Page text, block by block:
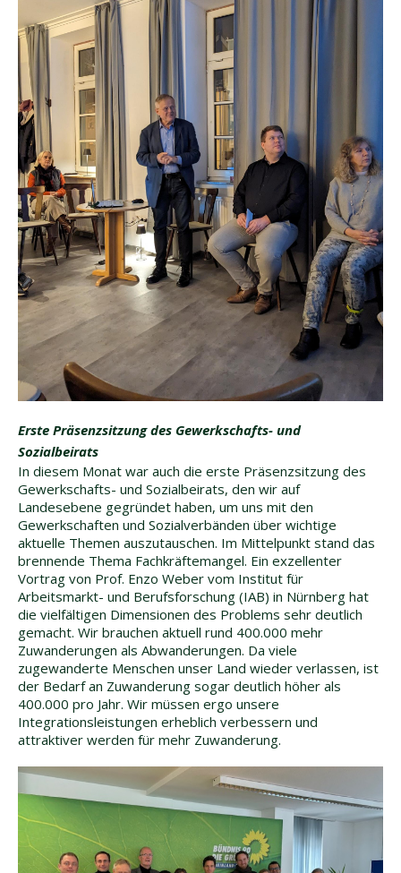
Erste Präsenzsitzung des Gewerkschafts- und
Sozialbeirats
In diesem Monat war auch die erste Präsenzsitzung des
Gewerkschafts- und Sozialbeirats, den wir auf
Landesebene gegründet haben, um uns mit den
Gewerkschaften und Sozialverbänden über wichtige
aktuelle Themen auszutauschen. Im Mittelpunkt stand das
brennende Thema Fachkräftemangel. Ein exzellenter
Vortrag von Prof. Enzo Weber vom Institut für
Arbeitsmarkt- und Berufsforschung (IAB) in Nürnberg hat
die vielfältigen Dimensionen des Problems sehr deutlich
gemacht. Wir brauchen aktuell rund 400.000 mehr
Zuwanderungen als Abwanderungen. Da viele
zugewanderte Menschen unser Land wieder verlassen, ist
der Bedarf an Zuwanderung sogar deutlich höher als
400.000 pro Jahr. Wir müssen ergo unsere
Integrationsleistungen erheblich verbessern und
attraktiver werden für mehr Zuwanderung.